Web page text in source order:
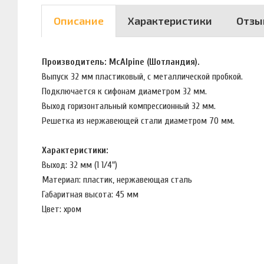
Описание Характеристики
Производитель: McAlpine (Шотландия).
Выпуск 32 мм пластиковый, с металлической пробкой.
Подключается к сифонам диаметром 32 мм.
Выход горизонтальный компрессионный 32 мм.
Решетка из нержавеющей стали диаметром 70 мм.
Характеристики:
Выход: 32 мм (1 1/4")
Материал: пластик, нержавеющая сталь
Габаритная высота: 45 мм
Цвет: хром